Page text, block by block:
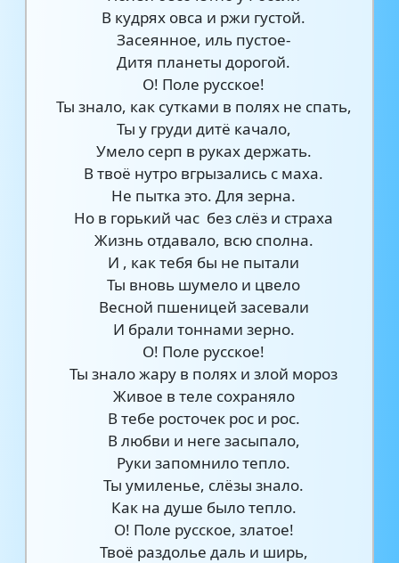
В кудрях овса и ржи густой.
Засеянное, иль пустое-
Дитя планеты дорогой.
О! Поле русское!
Ты знало, как сутками в полях не спать,
Ты у груди дитё качало,
Умело серп в руках держать.
В твоё нутро вгрызались с маха.
Не пытка это. Для зерна.
Но в горький час без слёз и страха
Жизнь отдавало, всю сполна.
И , как тебя бы не пытали
Ты вновь шумело и цвело
Весной пшеницей засевали
И брали тоннами зерно.
О! Поле русское!
Ты знало жару в полях и злой мороз
Живое в теле сохраняло
В тебе росточек рос и рос.
В любви и неге засыпало,
Руки запомнило тепло.
Ты умиленье, слёзы знало.
Как на душе было тепло.
О! Поле русское, златое!
Твоё раздолье даль и ширь,